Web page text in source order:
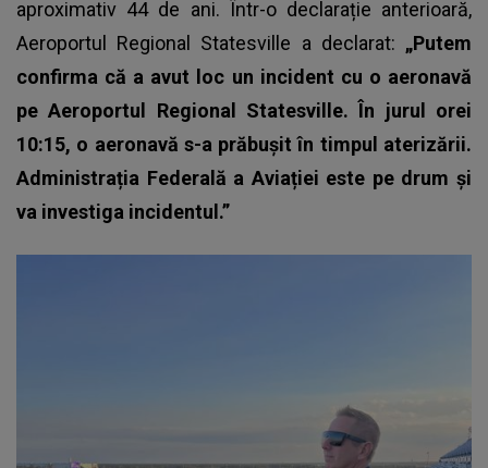
aproximativ 44 de ani. Într-o declarație anterioară,
Aeroportul Regional Statesville a declarat: „Putem
confirma că a avut loc un incident cu o aeronavă
pe Aeroportul Regional Statesville. În jurul orei
10:15, o aeronavă s-a prăbușit în timpul aterizării.
Administrația Federală a Aviației este pe drum și
va investiga incidentul.”